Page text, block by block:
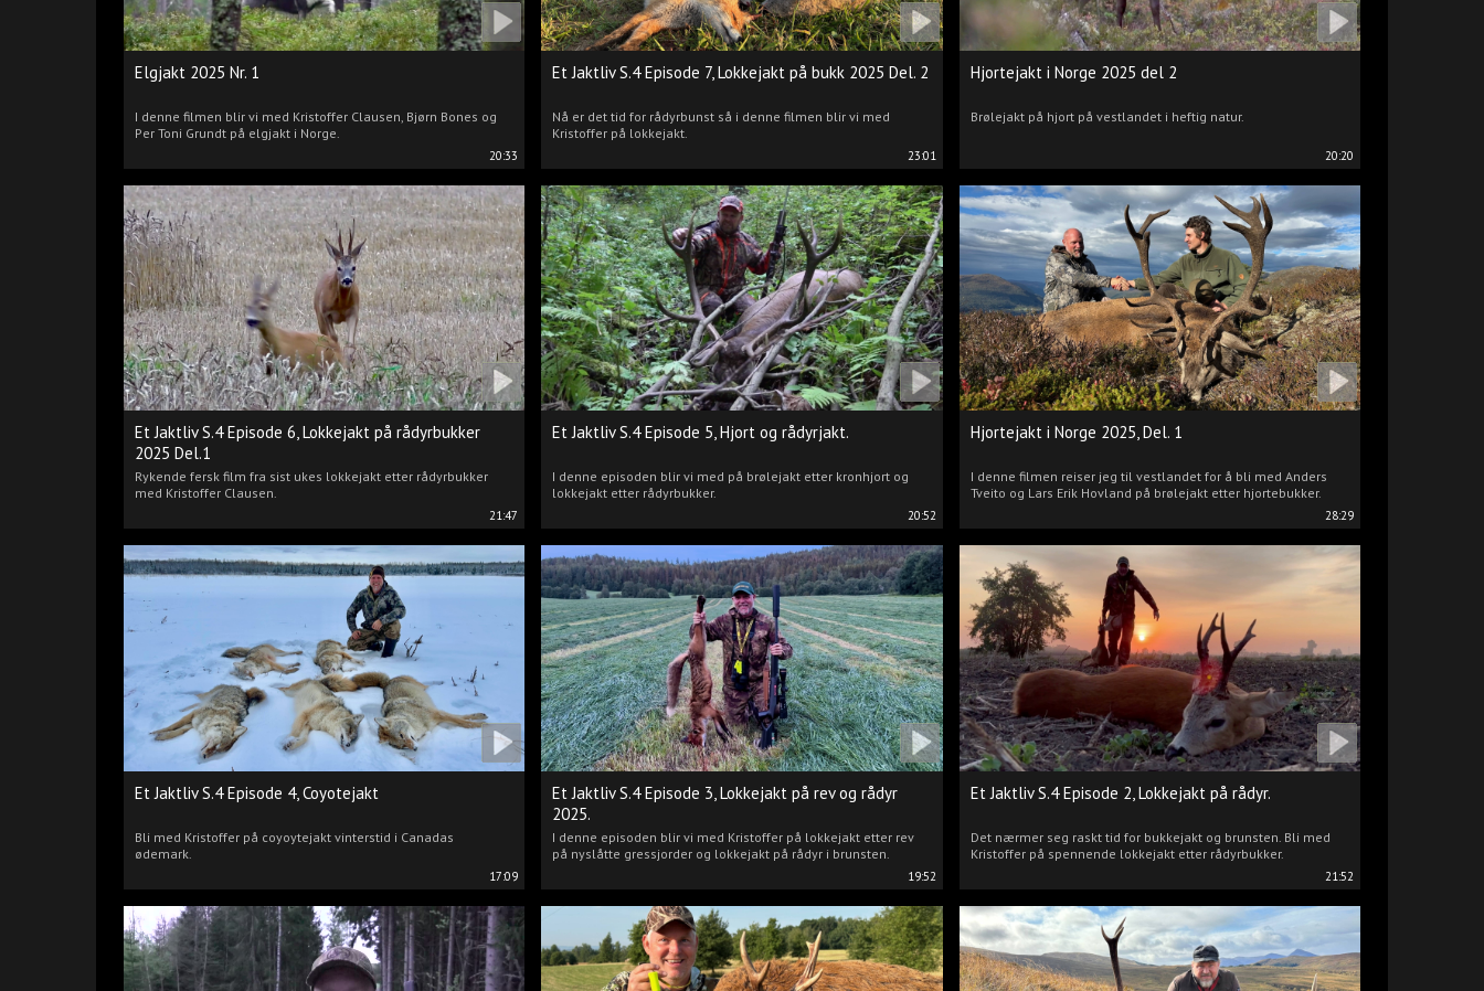
20:33
Elgjakt 2025 Nr. 1
I denne filmen blir vi med Kristoffer Clausen, Bjørn Bones og
Per Toni Grundt på elgjakt i Norge.
23:01
Et Jaktliv S.4 Episode 7, Lokkejakt på bukk 2025 Del. 2
Nå er det tid for rådyrbunst så i denne filmen blir vi med
Kristoffer på lokkejakt.
20:20
Hjortejakt i Norge 2025 del 2
Brølejakt på hjort på vestlandet i heftig natur.
21:47
Et Jaktliv S.4 Episode 6, Lokkejakt på rådyrbukker
2025 Del.1
Rykende fersk film fra sist ukes lokkejakt etter rådyrbukker
med Kristoffer Clausen.
20:52
Et Jaktliv S.4 Episode 5, Hjort og rådyrjakt.
I denne episoden blir vi med på brølejakt etter kronhjort og
lokkejakt etter rådyrbukker.
28:29
Hjortejakt i Norge 2025, Del. 1
I denne filmen reiser jeg til vestlandet for å bli med Anders
Tveito og Lars Erik Hovland på brølejakt etter hjortebukker.
17:09
Et Jaktliv S.4 Episode 4, Coyotejakt
Bli med Kristoffer på coyoytejakt vinterstid i Canadas
ødemark.
19:52
Et Jaktliv S.4 Episode 3, Lokkejakt på rev og rådyr
2025.
I denne episoden blir vi med Kristoffer på lokkejakt etter rev
på nyslåtte gressjorder og lokkejakt på rådyr i brunsten.
21:52
Et Jaktliv S.4 Episode 2, Lokkejakt på rådyr.
Det nærmer seg raskt tid for bukkejakt og brunsten. Bli med
Kristoffer på spennende lokkejakt etter rådyrbukker.